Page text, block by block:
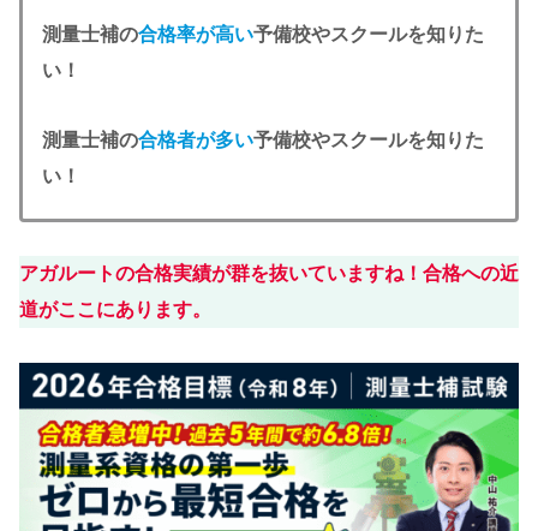
測量士補の合格率が高い予備校やスクールを知りた
い！
測量士補の合格者が多い予備校やスクールを知りた
い！
アガルートの合格実績が群を抜いていますね！合格への近
道がここにあります。